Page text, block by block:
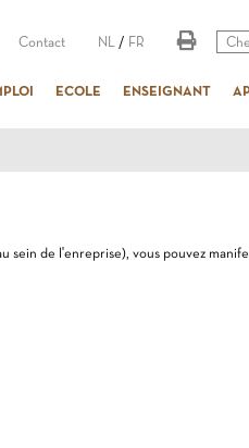
Contact NL / FR
ECOLE ENSEIGNANT
sein de l'enreprise), vous pouvez